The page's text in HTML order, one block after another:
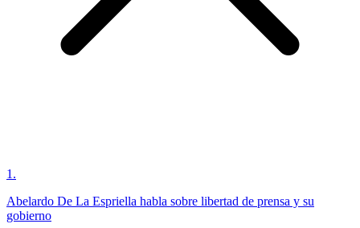
1 .
Abelardo De La Espriella habla sobre libertad de prensa y su
gobierno